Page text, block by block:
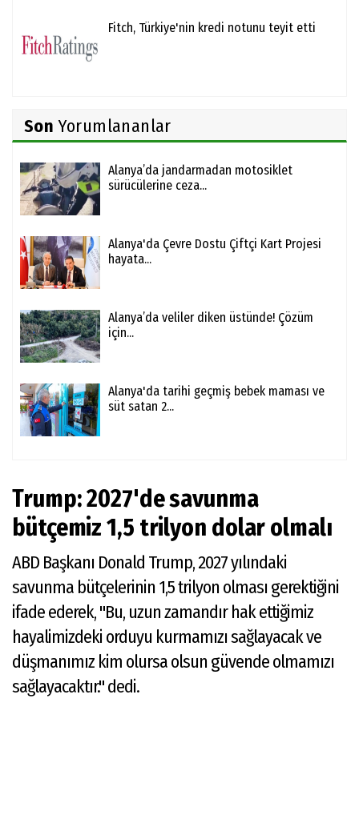
Fitch, Türkiye'nin kredi notunu teyit etti
Son Yorumlananlar
Alanya’da jandarmadan motosiklet
sürücülerine ceza...
Alanya'da Çevre Dostu Çiftçi Kart Projesi
hayata...
Alanya’da veliler diken üstünde! Çözüm
için...
Alanya'da tarihi geçmiş bebek maması ve
süt satan 2...
Trump: 2027'de savunma
bütçemiz 1,5 trilyon dolar olmalı
ABD Başkanı Donald Trump, 2027 yılındaki
savunma bütçelerinin 1,5 trilyon olması gerektiğini
ifade ederek, "Bu, uzun zamandır hak ettiğimiz
hayalimizdeki orduyu kurmamızı sağlayacak ve
düşmanımız kim olursa olsun güvende olmamızı
sağlayacaktır." dedi.